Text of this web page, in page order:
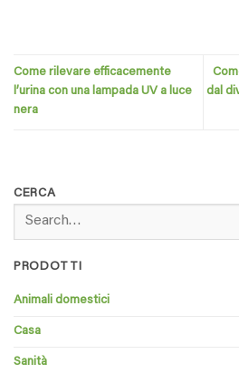
Come rilevare efficacemente
l’urina con una lampada UV a luce
nera
dal
CERCA
for:
PRODOTTI
Animali domestici
Casa
Sanità